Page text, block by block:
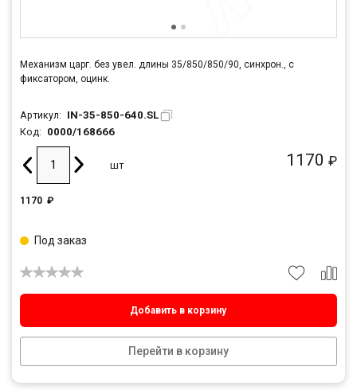
Механизм царг. без увел. длины 35/850/850/90, синхрон., с
фиксатором, оцинк.
Артикул: IN-35-850-640.SL
Код: 0000/168666
1170 ₽
шт
1170 ₽
Добавить в корзину
Перейти в корзину
Под заказ